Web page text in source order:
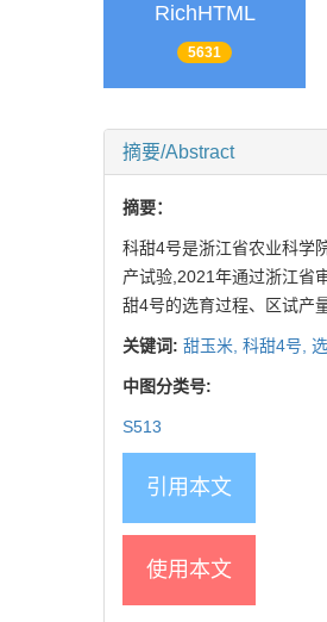
RichHTML
5631
摘要/Abstract
摘要：
科甜4号是浙江省农业科学
产试验,2021年通过浙江省
甜4号的选育过程、区试产
关键词: 甜玉米, 科甜4号,
中图分类号:
S513
引用本文
使用本文